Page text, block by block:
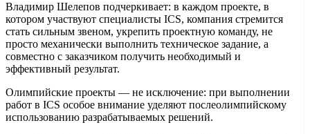
Владимир Шелепов подчеркивает: в каждом проекте, в
котором участвуют специалисты ICS, компания стремится
стать сильным звеном, укрепить проектную команду, не
просто механически выполнить техническое задание, а
совместно с заказчиком получить необходимый и
эффективный результат.
Олимпийские проекты — не исключение: при выполнении
работ в ICS особое внимание уделяют послеолимпийскому
использованию разрабатываемых решений.